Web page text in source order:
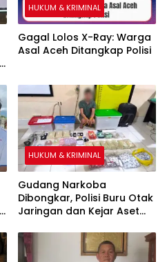
HUKUM & KRIMINAL
Gagal Lolos X-Ray: Warga
Asal Aceh Ditangkap Polisi
HUKUM & KRIMINAL
Gudang Narkoba
Dibongkar, Polisi Buru Otak
Jaringan dan Kejar Aset